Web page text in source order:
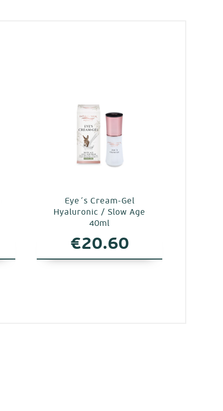
Eye´s Cream-Gel
Hyaluronic / Slow Age
40ml
€20.60